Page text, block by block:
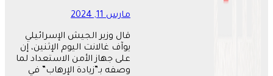
مارس 11, 2024
قال وزير الجيش الإسرائيلي
يوآف غالانت اليوم الإثنين، إن
على جهاز الأمن الاستعداد لما
وصفه بـ”زيادة الإرهاب” في